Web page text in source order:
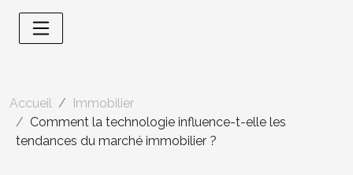
Accueil
Immobilier
Comment la technologie influence-t-elle les
tendances du marché immobilier ?